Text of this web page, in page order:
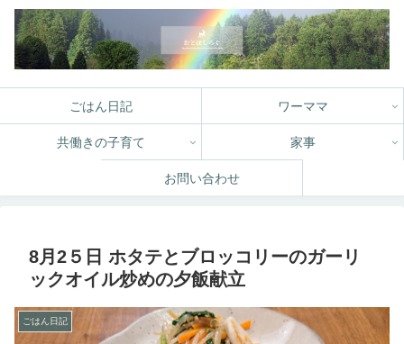
ごはん日記 ワーママ
共働きの子育て 家事
お問い合わせ
8月2５日 ホタテとブロッコリーのガーリ
ックオイル炒めの夕飯献立
ごはん日記